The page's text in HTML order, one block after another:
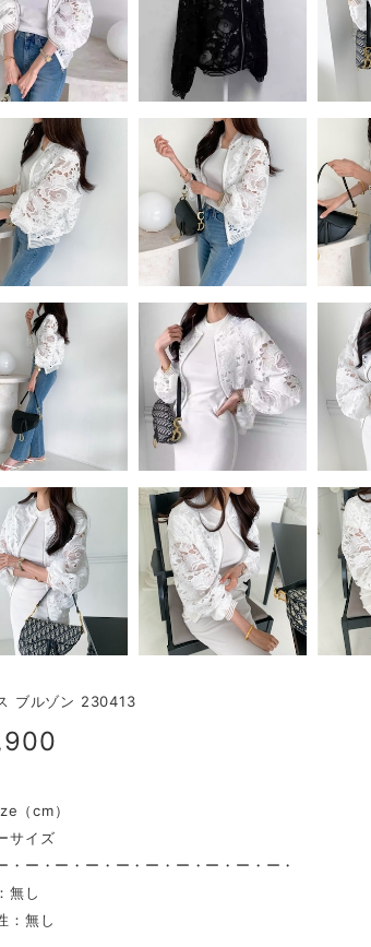
ブルゾン 230413
（cm）
サイズ
・ー・ー・ー・ー・ー・ー・ー・ー・ー・
無し
：無し